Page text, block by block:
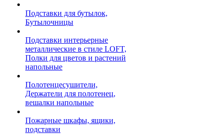
Подставки для бутылок,
Бутылочницы
Подставки интерьерные
металлические в стиле LOFT,
Полки для цветов и растений
напольные
Полотенцесушители,
Держатели для полотенец,
вешалки напольные
Пожарные шкафы, ящики,
подставки